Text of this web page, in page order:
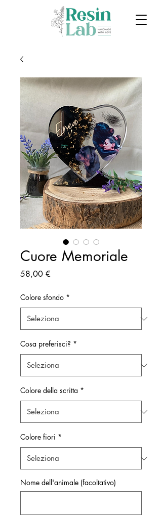
Cuore Memoriale
58,00 €
Colore sfondo *
Cosa preferisci? *
Colore della scritta *
Colore fiori *
Nome dell'animale (facoltativo)